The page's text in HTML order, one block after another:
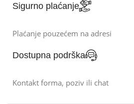
Sigurno plaćanje
Plaćanje pouzećem na adresi
Dostupna podrška
Kontakt forma, poziv ili chat